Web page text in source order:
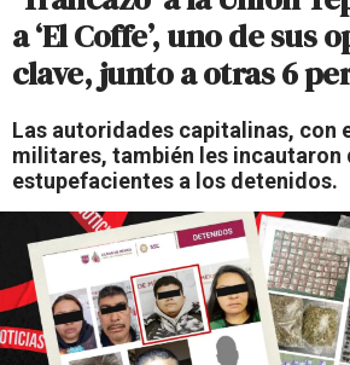
a ‘El Coffe’, uno de sus
clave, junto a otras 6
Las autoridades capitalinas, con
militares, también les incautaron
estupefacientes a los detenidos.